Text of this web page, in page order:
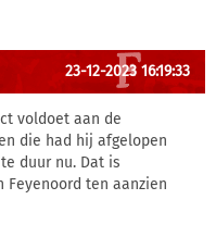
23-12-2023 16:19:33
voldoet aan de
die had hij afgelopen
duur nu. Dat is
ten aanzien